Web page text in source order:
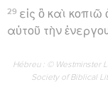
29 εἰς ὃ καὶ
αὐτοῦ τὴν
Hébreu : © Westminster
Society of Biblical